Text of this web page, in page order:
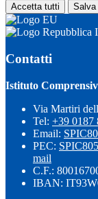
Accetta tutti Salva
Contatti
Istituto
Via Martiri
Tel: +39 0187
Email:
PEC:
mail
C.F.:
IBAN: